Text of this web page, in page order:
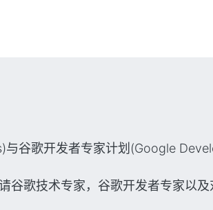
谷歌开发者专家计划(Google
谷歌技术专家，谷歌开发者专家以